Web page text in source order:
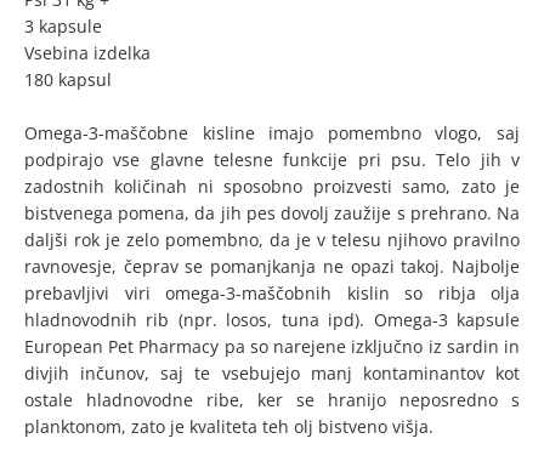
3 kapsule
Vsebina izdelka
180 kapsul
Omega-3-maščobne kisline imajo pomembno vlogo, saj
podpirajo vse glavne telesne funkcije pri psu. Telo jih v
zadostnih količinah ni sposobno proizvesti samo, zato je
bistvenega pomena, da jih pes dovolj zaužije s prehrano. Na
daljši rok je zelo pomembno, da je v telesu njihovo pravilno
ravnovesje, čeprav se pomanjkanja ne opazi takoj. Najbolje
prebavljivi viri omega-3-maščobnih kislin so ribja olja
hladnovodnih rib (npr. losos, tuna ipd). Omega-3 kapsule
European Pet Pharmacy pa so narejene izključno iz sardin in
divjih inčunov, saj te vsebujejo manj kontaminantov kot
ostale hladnovodne ribe, ker se hranijo neposredno s
planktonom, zato je kvaliteta teh olj bistveno višja.